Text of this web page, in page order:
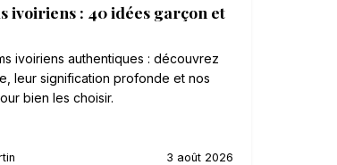
ivoiriens : 40 idées garçon et
ivoiriens authentiques : découvrez
leur signification profonde et nos
bien les choisir.
3 août 2026